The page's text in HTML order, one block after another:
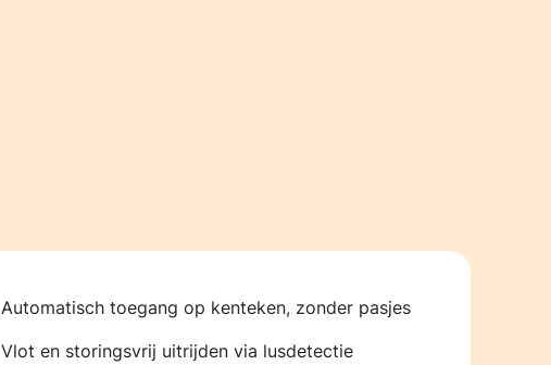
Automatisch toegang op kenteken, zonder pasjes
Vlot en storingsvrij uitrijden via lusdetectie